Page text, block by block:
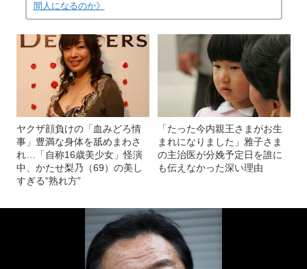
間人になるのか》
ヤクザ顔負けの「血みどろ情
事」豊満な身体を舐めまわさ
れ…「自称16歳美少女」怪演
中、かたせ梨乃（69）の美し
すぎる“熟れ方”
「たった今内親王さまがお生
まれになりました」雅子さま
の主治医が分娩予定日を誰に
も伝えなかった深い理由